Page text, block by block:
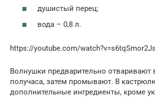
душистый перец;
вода – 0,8 л.
https://youtube.com/watch?v=s6tqSmor2Js
Волнушки предварительно отваривают
получаса, затем промывают. В
дополнительные ингредиенты, кроме